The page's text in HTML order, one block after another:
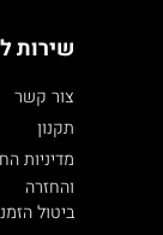
שירות
צור קשר
תקנון
מדיניות
והחזרה
ביטול